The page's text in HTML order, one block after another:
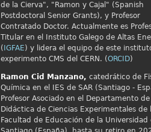
de la Cierva", "Ramon y Cajal" (Spanish
Postdoctoral Senior Grants), y Profesor
Contratado Doctor. Actualmente es
Titular en el Instituto Galego de Altas
( IGFAE) y lidera el equipo de este
experimento CMS del CERN. (ORCID)
Ramon Cid Manzano, catedrático de
Química en el IES de SAR (Santiago -
Profesor Asociado en el Departamento de
Didáctica de Ciencias Experimentales de
Facultad de Educación de la Universidad